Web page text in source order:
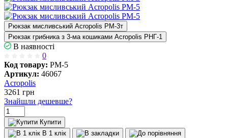
Рюкзак мисливський Acropolis РМ-3т
Рюкзак грибника з 3-ма кошиками Acropolis РНГ-1
В наявності
0
Код товару: РМ-5
Артикул: 46067
Acropolis
3261 грн
Знайшли дешевше?
Купити
В 1 клік